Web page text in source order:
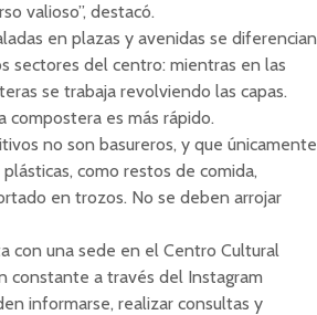
valioso”, destacó.
en plazas y avenidas se diferencian
sectores del centro: mientras en las
se trabaja revolviendo las capas.
es más rápido.
no son basureros, y que únicamente
como restos de comida,
en trozos. No se deben arrojar
con una sede en el Centro Cultural
constante a través del Instagram
informarse, realizar consultas y